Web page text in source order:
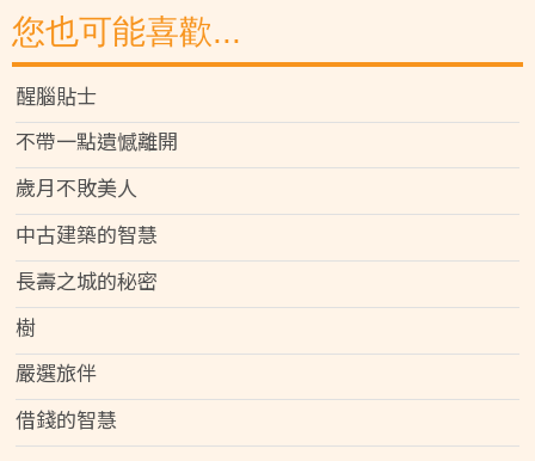
您也可能喜歡...
醒腦貼士
不帶一點遺憾離開
歲月不敗美人
中古建築的智慧
長壽之城的秘密
樹
嚴選旅伴
借錢的智慧